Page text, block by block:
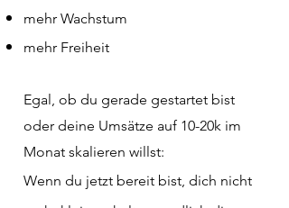
mehr Wachstum
mehr Freiheit
Egal, ob du gerade gestartet bist
oder deine Umsätze auf 10-20k im
Monat skalieren willst:
Wenn du jetzt bereit bist, dich nicht